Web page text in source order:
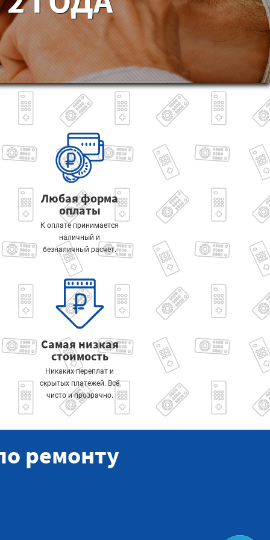
Любая форма
оплаты
К оплате принимается
наличный и
безналичный расчет.
Самая низкая
стоимость
Никаких переплат и
скрытых платежей. Всё
чисто и прозрачно.
ремонту